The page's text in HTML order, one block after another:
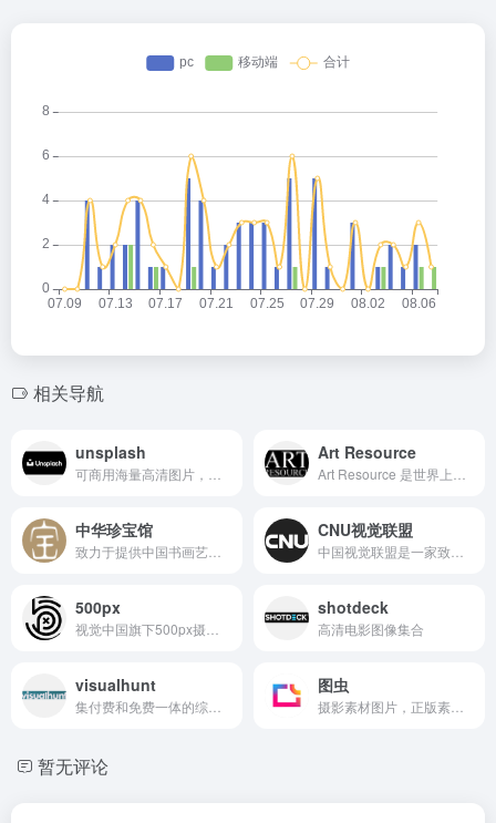
相关导航
unsplash Art Resource
中华珍宝馆 CNU视觉联盟
500px shotdeck
高清电影图像集合
visualhunt 图虫
暂无评论